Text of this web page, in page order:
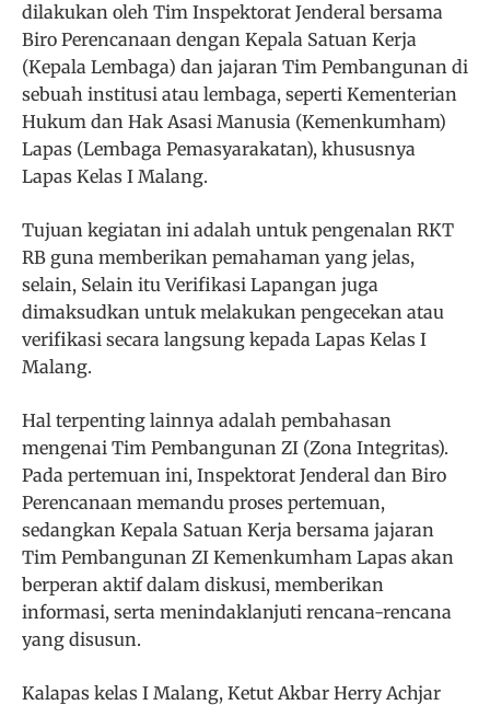
dilakukan oleh Tim Inspektorat Jenderal bersama
Biro Perencanaan dengan Kepala Satuan Kerja
(Kepala Lembaga) dan jajaran Tim Pembangunan di
sebuah institusi atau lembaga, seperti Kementerian
Hukum dan Hak Asasi Manusia (Kemenkumham)
Lapas (Lembaga Pemasyarakatan), khususnya
Lapas Kelas I Malang.
Tujuan kegiatan ini adalah untuk pengenalan RKT
RB guna memberikan pemahaman yang jelas,
selain, Selain itu Verifikasi Lapangan juga
dimaksudkan untuk melakukan pengecekan atau
verifikasi secara langsung kepada Lapas Kelas I
Malang.
Hal terpenting lainnya adalah pembahasan
mengenai Tim Pembangunan ZI (Zona Integritas).
Pada pertemuan ini, Inspektorat Jenderal dan Biro
Perencanaan memandu proses pertemuan,
sedangkan Kepala Satuan Kerja bersama jajaran
Tim Pembangunan ZI Kemenkumham Lapas akan
berperan aktif dalam diskusi, memberikan
informasi, serta menindaklanjuti rencana-rencana
yang disusun.
Kalapas kelas I Malang, Ketut Akbar Herry Achjar